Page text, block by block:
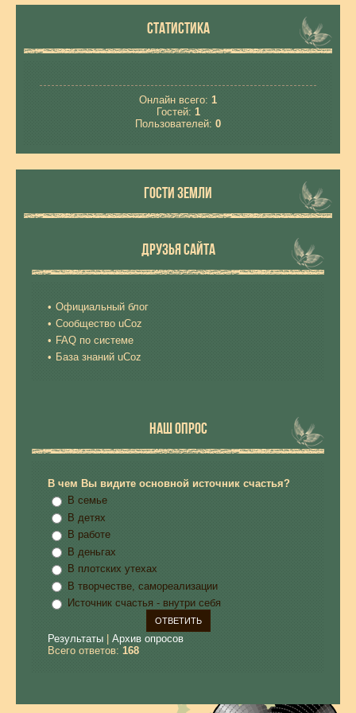
СТАТИСТИКА
Онлайн всего: 1
Гостей: 1
Пользователей: 0
ГОСТИ ЗЕМЛИ
ДРУЗЬЯ САЙТА
Официальный блог
Сообщество uCoz
FAQ по системе
База знаний uCoz
НАШ ОПРОС
В чем Вы видите основной источник счастья?
В семье
В детях
В работе
В деньгах
В плотских утехах
В творчестве, самореализации
Источник счастья - внутри себя
Результаты
Архив опросов
Всего ответов: 168